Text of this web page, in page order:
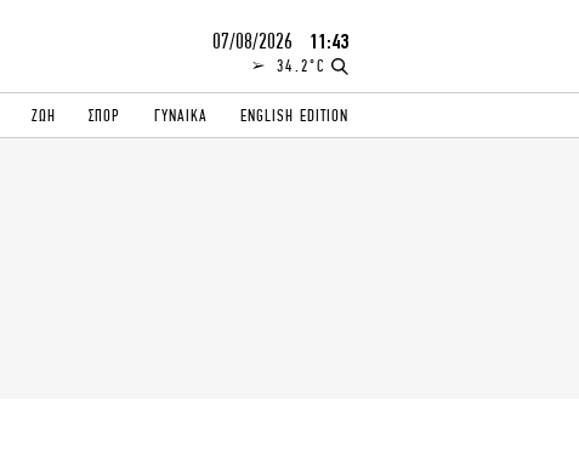
07/08/2026 11:43
34.2°C
ΖΩΗ ΣΠΟΡ ΓΥΝΑΙΚΑ ENGLISH EDITION